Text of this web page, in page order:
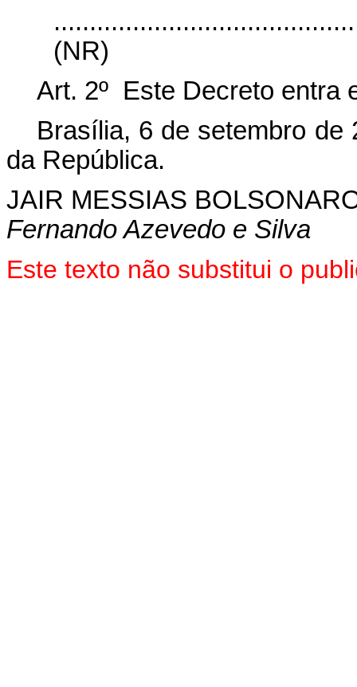
(NR)
Art. 2º Este Decreto entra
Brasília, 6 de setembro de
da República.
JAIR MESSIAS
Fernando Azevedo e Silva
Este texto não substitui o